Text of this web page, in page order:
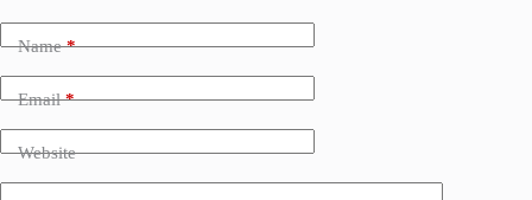
Name*
Email*
Website
r
n
v
e